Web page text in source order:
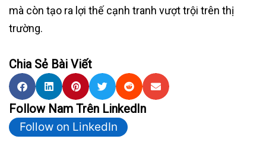
mà còn tạo ra lợi thế cạnh tranh vượt trội trên thị
trường.
Chia Sẻ Bài Viết
Follow Nam Trên LinkedIn
Follow on LinkedIn